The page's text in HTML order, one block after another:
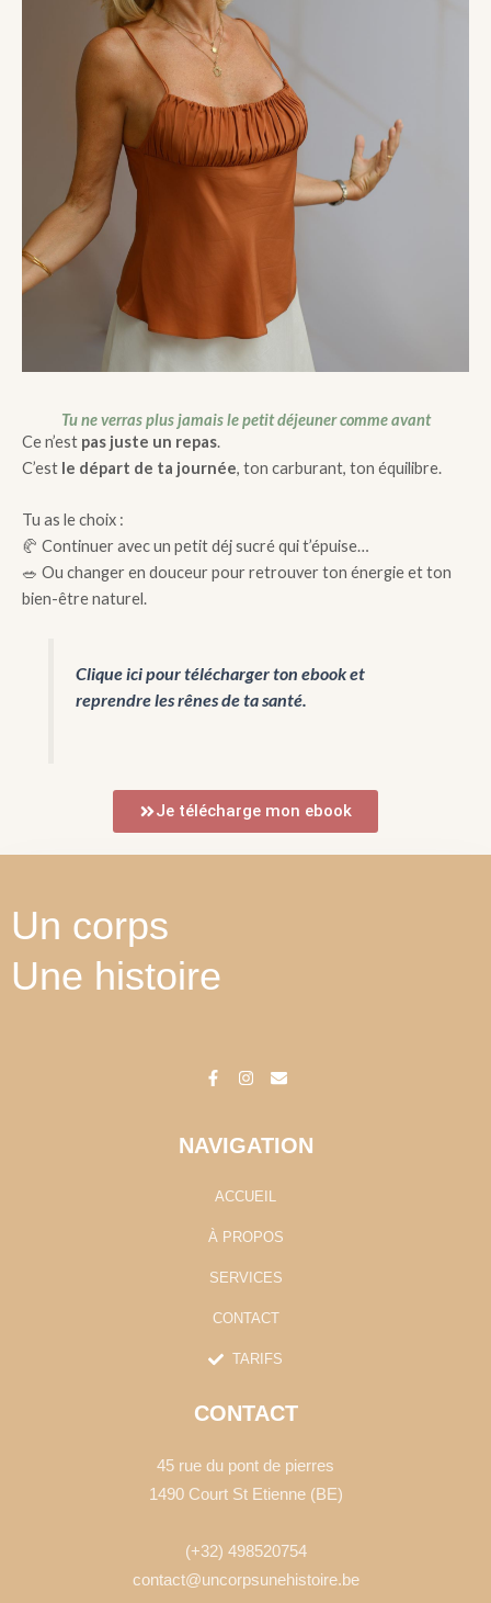
Tu ne verras plus jamais le petit déjeuner comme avant
Ce n’est pas juste un repas.
C’est le départ de ta journée, ton carburant, ton équilibre.
Tu as le choix :
🥐 Continuer avec un petit déj sucré qui t’épuise…
🥗 Ou changer en douceur pour retrouver ton énergie et ton
bien-être naturel.
Clique ici pour télécharger ton ebook et
reprendre les rênes de ta santé.
Je télécharge mon ebook
Un corps
Une histoire
b
o
-
f
a
g
m
l
o
NAVIGATION
ACCUEIL
À PROPOS
SERVICES
CONTACT
TARIFS
CONTACT
45 rue du pont de pierres
1490 Court St Etienne (BE)
(+32) 498520754
contact@uncorpsunehistoire.be